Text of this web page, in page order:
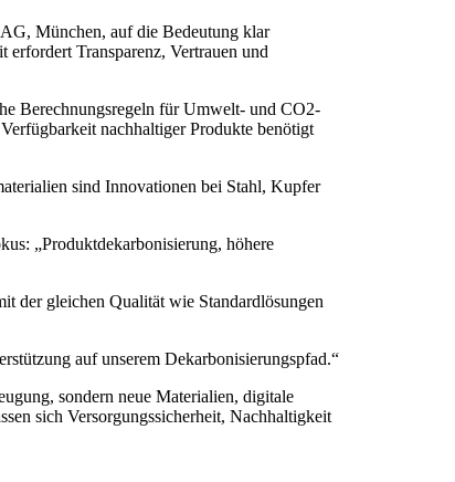
München, auf die Bedeutung klar
Transparenz, Vertrauen und
Berechnungsregeln für Umwelt- und CO2-
nachhaltiger Produkte benötigt
sind Innovationen bei Stahl, Kupfer
„Produktdekarbonisierung, höhere
der gleichen Qualität wie Standardlösungen
auf unserem Dekarbonisierungspfad.“
sondern neue Materialien, digitale
sich Versorgungssicherheit, Nachhaltigkeit